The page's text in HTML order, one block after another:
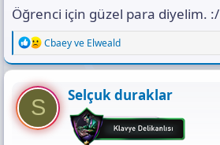
Öğrenci için güzel para diyelim. :/
R
e
a
c
t
i
o
n
Cbaeyve Elweald
S Selçuk duraklar